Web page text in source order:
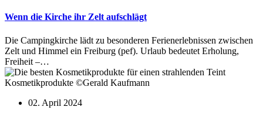
Wenn die Kirche ihr Zelt aufschlägt
Die Campingkirche lädt zu besonderen Ferienerlebnissen zwischen
Zelt und Himmel ein Freiburg (pef). Urlaub bedeutet Erholung,
Freiheit –…
Kosmetikprodukte ©Gerald Kaufmann
02. April 2024